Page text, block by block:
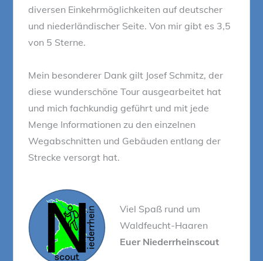
diversen Einkehrmöglichkeiten auf deutscher
und niederländischer Seite. Von mir gibt es 3,5
von 5 Sterne.
Mein besonderer Dank gilt Josef Schmitz, der
diese wunderschöne Tour ausgearbeitet hat
und mich fachkundig geführt und mit jede
Menge Informationen zu den einzelnen
Wegabschnitten und Gebäuden entlang der
Strecke versorgt hat.
Viel Spaß rund um
Waldfeucht-Haaren
Euer Niederrheinscout